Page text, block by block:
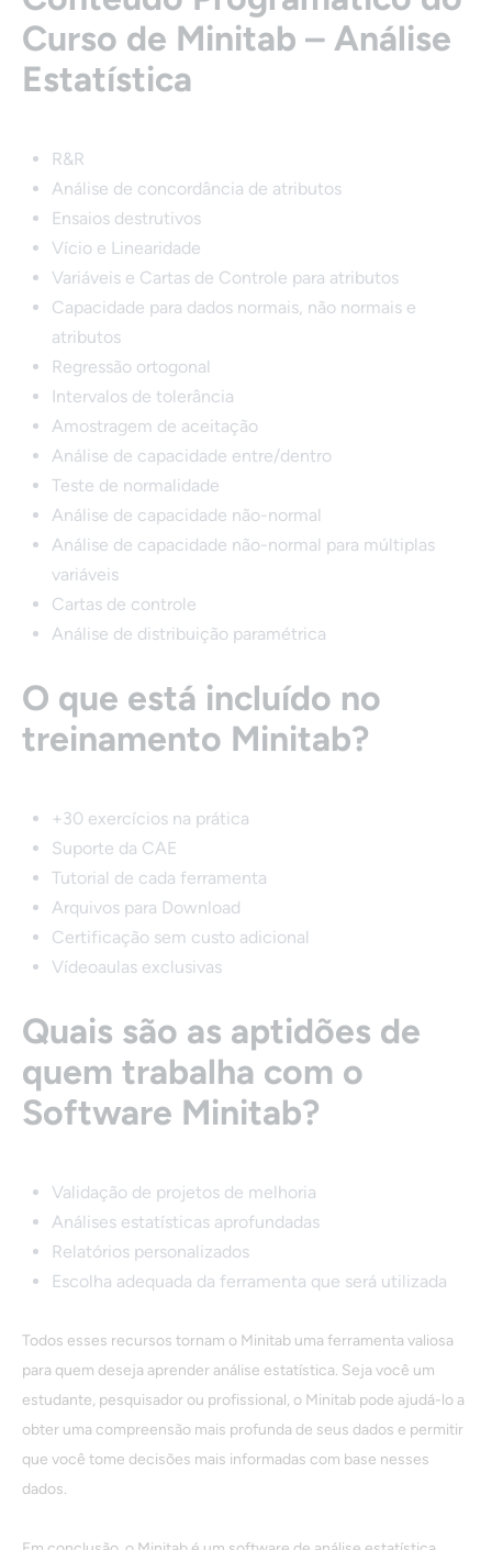
Curso de Minitab – Análise
Estatística
R&R
Análise de concordância de atributos
Ensaios destrutivos
Vício e Linearidade
Variáveis e Cartas de Controle para atributos
Capacidade para dados normais, não normais e
atributos
Regressão ortogonal
Intervalos de tolerância
Amostragem de aceitação
Análise de capacidade entre/dentro
Teste de normalidade
Análise de capacidade não-normal
Análise de capacidade não-normal para múltiplas
variáveis
Cartas de controle
Análise de distribuição paramétrica
O que está incluído no
treinamento Minitab?
+30 exercícios na prática
Suporte da CAE
Tutorial de cada ferramenta
Arquivos para Download
Certificação sem custo adicional
Vídeoaulas exclusivas
Quais são as aptidões de
quem trabalha com o
Software Minitab?
Validação de projetos de melhoria
Análises estatísticas aprofundadas
Relatórios personalizados
Escolha adequada da ferramenta que será utilizada
Todos esses recursos tornam o Minitab uma ferramenta valiosa
para quem deseja aprender análise estatística. Seja você um
estudante, pesquisador ou profissional, o Minitab pode ajudá-lo a
obter uma compreensão mais profunda de seus dados e permitir
que você tome decisões mais informadas com base nesses
dados.